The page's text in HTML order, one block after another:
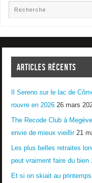
ARTICLES RÉCENTS
Il Sereno sur le lac de
rouvre en 2026 26 mars
The Recode Club à
envie de mieux vieillir 21
Les plus belles retraites
peut vraiment faire du bien
Et si on skiait au